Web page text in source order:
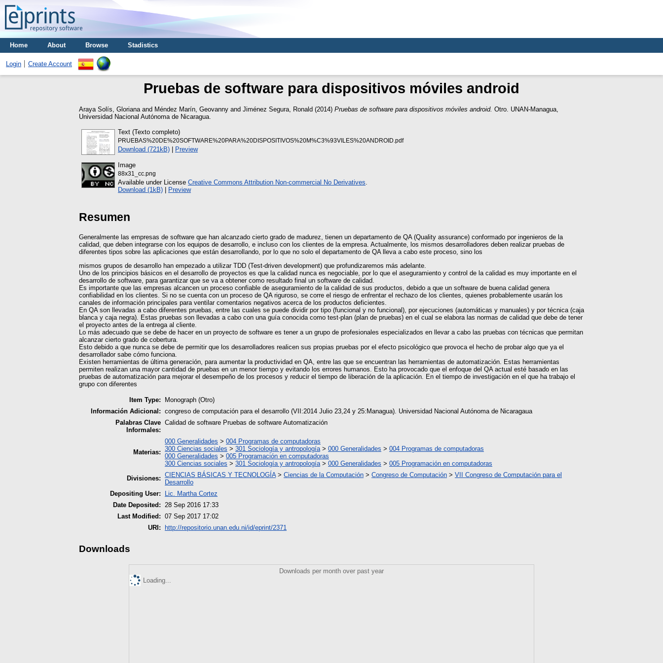
Home About Browse Stadistics
Login Create Account
Pruebas de software para dispositivos móviles android
Araya Solís, Gloriana and Méndez Marín, Geovanny and Jiménez Segura, Ronald (2014) Pruebas de software para dispositivos móviles android. Otro. UNAN-Managua,
Universidad Nacional Autónoma de Nicaragua.
Text (Texto completo)
PRUEBAS%20DE%20SOFTWARE%20PARA%20DISPOSITIVOS%20M%C3%93VILES%20ANDROID.pdf
Download (721kB) | Preview
Image
88x31_cc.png
Available under License Creative Commons Attribution Non-commercial No Derivatives
Download (1kB) | Preview
Resumen
Generalmente las empresas de software que han alcanzado cierto grado de madurez, tienen un departamento de QA (Quality assurance) conformado por ingenieros de la
calidad, que deben integrarse con los equipos de desarrollo, e incluso con los clientes de la empresa. Actualmente, los mismos desarrolladores deben realizar pruebas de
diferentes tipos sobre las aplicaciones que están desarrollando, por lo que no solo el departamento de QA lleva a cabo este proceso, sino los
mismos grupos de desarrollo han empezado a utilizar TDD (Test-driven development) que profundizaremos más adelante.
Uno de los principios básicos en el desarrollo de proyectos es que la calidad nunca es negociable, por lo que el aseguramiento y control de la calidad es muy importante en el
desarrollo de software, para garantizar que se va a obtener como resultado final un software de calidad.
Es importante que las empresas alcancen un proceso confiable de aseguramiento de la calidad de sus productos, debido a que un software de buena calidad genera
confiabilidad en los clientes. Si no se cuenta con un proceso de QA riguroso, se corre el riesgo de enfrentar el rechazo de los clientes, quienes probablemente usarán los
canales de información principales para ventilar comentarios negativos acerca de los productos deficientes.
En QA son llevadas a cabo diferentes pruebas, entre las cuales se puede dividir por tipo (funcional y no funcional), por ejecuciones (automáticas y manuales) y por técnica (caja
blanca y caja negra). Estas pruebas son llevadas a cabo con una guía conocida como test-plan (plan de pruebas) en el cual se elabora las normas de calidad que debe de tener
el proyecto antes de la entrega al cliente.
Lo más adecuado que se debe de hacer en un proyecto de software es tener a un grupo de profesionales especializados en llevar a cabo las pruebas con técnicas que permitan
alcanzar cierto grado de cobertura.
Esto debido a que nunca se debe de permitir que los desarrolladores realicen sus propias pruebas por el efecto psicológico que provoca el hecho de probar algo que ya el
desarrollador sabe cómo funciona.
Existen herramientas de última generación, para aumentar la productividad en QA, entre las que se encuentran las herramientas de automatización. Estas herramientas
permiten realizan una mayor cantidad de pruebas en un menor tiempo y evitando los errores humanos. Esto ha provocado que el enfoque del QA actual esté basado en las
pruebas de automatización para mejorar el desempeño de los procesos y reducir el tiempo de liberación de la aplicación. En el tiempo de investigación en el que ha trabajo el
grupo con diferentes
Item Type:
Monograph (Otro)
Información Adicional: congreso de computación para el desarrollo (VII:2014 Julio 23,24 y 25:Managua). Universidad Nacional Autónoma de Nicaragaua
Palabras Clave
Informales:
Calidad de software Pruebas de software Automatización
Materias:
000 Generalidades > 004 Programas de computadoras
300 Ciencias sociales > 301 Sociología y antropología> 000 Generalidades > 004 Programas de computadoras
000 Generalidades > 005 Programación en computadoras
300 Ciencias sociales > 301 Sociología y antropología> 000 Generalidades > 005 Programación en computadoras
Divisiones: CIENCIAS BÁSICAS Y TECNOLOGÍA> Ciencias de la Computación > Congreso de Computación > VII Congreso de Computación para el
Desarrollo
Depositing User:
Lic. Martha Cortez
Date Deposited: 28 Sep 2016 17:33
Last Modified: 07 Sep 2017 17:02
URI:
http://repositorio.unan.edu.ni/id/eprint/2371
Downloads
Downloads per month over past year
Loading...